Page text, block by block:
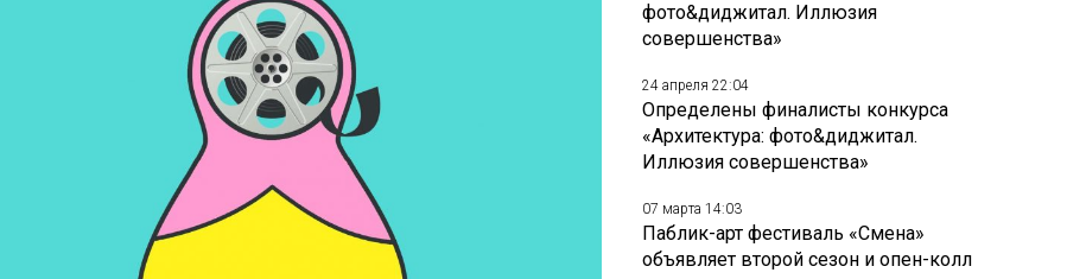
фото&диджитал. Иллюзия
совершенства»
24 апреля 22:04
Определены финалисты конкурса
«Архитектура: фото&диджитал.
Иллюзия совершенства»
07 марта 14:03
Паблик-арт фестиваль «Смена»
объявляет второй сезон и опен-колл